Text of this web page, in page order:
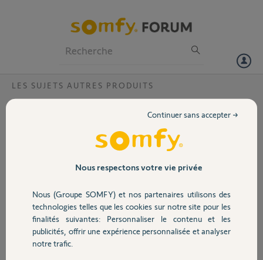
Volet
Sécurité
Domotique
LES SUJETS AUTRES PRODUITS
apparaiage digicode radio rts sur Evolvia
Bonjour, je n'arrive pas a synchronise mon boitier rts sur ma
je suis les procédure video de José a la lettre et la mon boitier est
programmé comme une télécommande et non avec le code
Merci,d'avance
Nathalie R.
il y a presque 3 ans
Participer au fil de discussion
Nous respectons votre vie privée
Nous (Groupe SOMFY) et nos partenaires utilisons des
technologies telles que les cookies sur notre site pour les
finalités suivantes: Personnaliser le contenu et les
publicités, offrir une expérience personnalisée et analyser
notre trafic.
Continuer sans accepter →